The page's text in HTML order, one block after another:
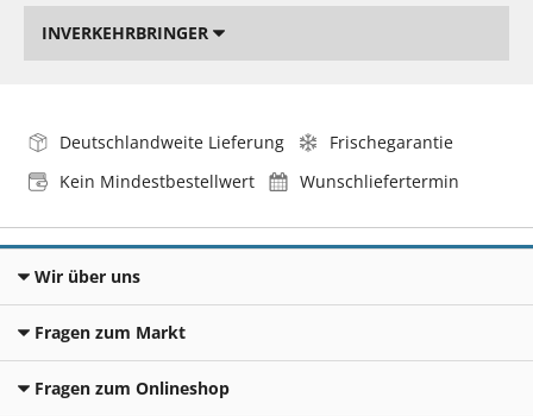
INVERKEHRBRINGER
Deutschlandweite Lieferung
Frischegarantie
Kein Mindestbestellwert
Wunschliefertermin
Wir über uns
Fragen zum Markt
Fragen zum Onlineshop